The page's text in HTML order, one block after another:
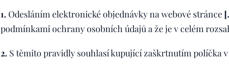
1. Odesláním elektronické objednávky na webové stránce
podmínkami ochrany osobních údajů a že je v celém
2. S těmito pravidly souhlasí kupující zaškrtnutím políčka